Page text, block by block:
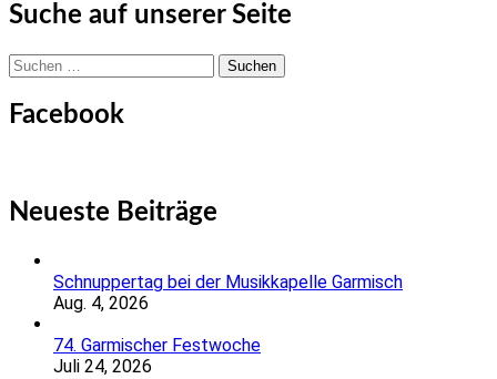
Suche auf unserer Seite
Suchen
nach:
Facebook
Neueste Beiträge
Schnuppertag bei der Musikkapelle Garmisch
Aug. 4, 2026
74. Garmischer Festwoche
Juli 24, 2026